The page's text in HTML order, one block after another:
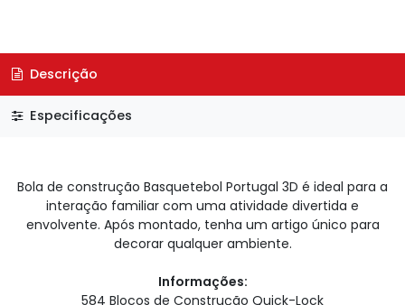
Descrição
Especificações
Bola de construção Basquetebol Portugal 3D é ideal para a
interação familiar com uma atividade divertida e
envolvente. Após montado, tenha um artigo único para
decorar qualquer ambiente.
Informações:
584 Blocos de Construção Quick-Lock